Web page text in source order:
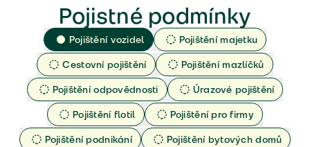
Pojistné podmínky
Pojištění vozidel
Pojištění majetku
Cestovní pojištění
Pojištění mazlíčků
Pojištění odpovědnosti
Úrazové pojištění
Pojištění flotil
Pojištění pro firmy
Pojištění podnikání
Pojištění bytových domů